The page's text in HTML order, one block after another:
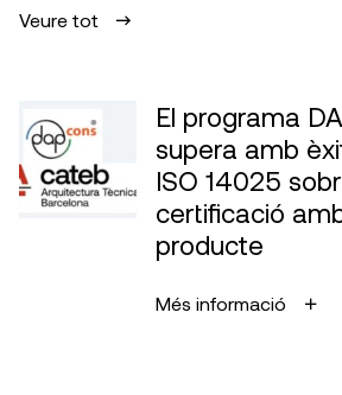
Veure tot
El programa
supera amb
ISO 14025
certificació
producte
Més informació